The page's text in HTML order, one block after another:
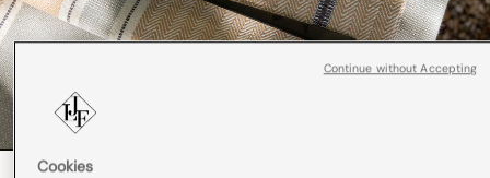
Cookies
Continue without Accepting